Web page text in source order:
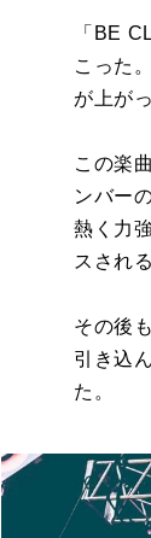
「BE
こった
が上が
この楽
ンバー
熱く力
スされ
その後
引き込
た。